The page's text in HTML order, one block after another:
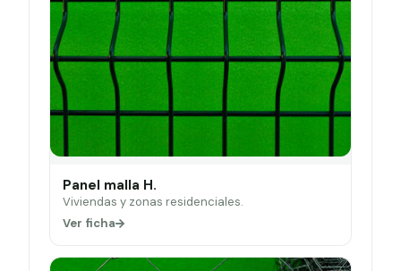
Panel malla H.
Viviendas y zonas residenciales.
Ver ficha